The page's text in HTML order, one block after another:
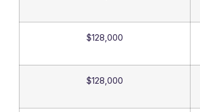
$128,000
$128,000